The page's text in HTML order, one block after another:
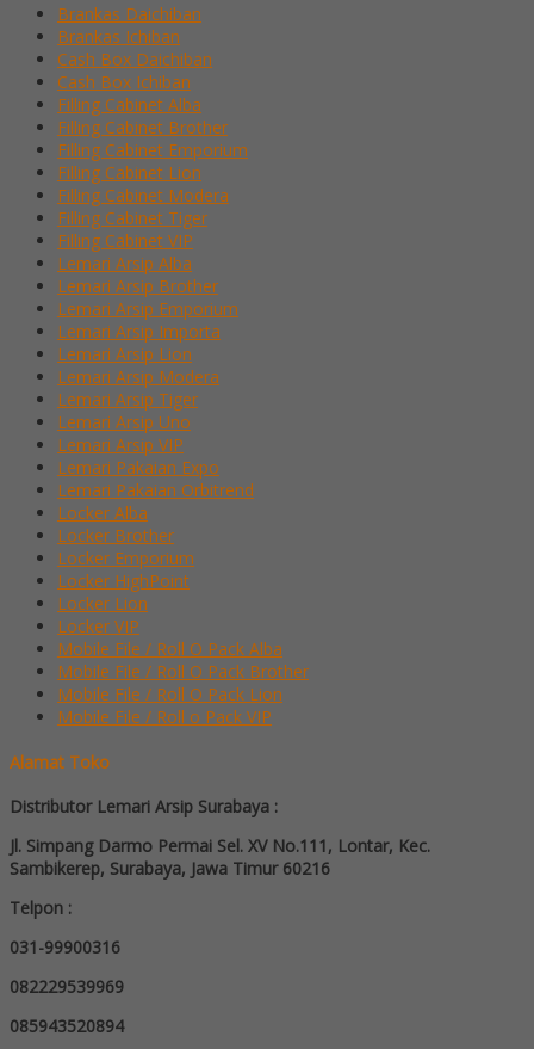
Brankas Daichiban
Brankas Ichiban
Cash Box Daichiban
Cash Box Ichiban
Filling Cabinet Alba
Filling Cabinet Brother
Filling Cabinet Emporium
Filling Cabinet Lion
Filling Cabinet Modera
Filling Cabinet Tiger
Filling Cabinet VIP
Lemari Arsip Alba
Lemari Arsip Brother
Lemari Arsip Emporium
Lemari Arsip Importa
Lemari Arsip Lion
Lemari Arsip Modera
Lemari Arsip Tiger
Lemari Arsip Uno
Lemari Arsip VIP
Lemari Pakaian Expo
Lemari Pakaian Orbitrend
Locker Alba
Locker Brother
Locker Emporium
Locker HighPoint
Locker Lion
Locker VIP
Mobile File / Roll O Pack Alba
Mobile File / Roll O Pack Brother
Mobile File / Roll O Pack Lion
Mobile File / Roll o Pack VIP
Alamat Toko
Distributor Lemari Arsip Surabaya :
Jl. Simpang Darmo Permai Sel. XV No.111, Lontar, Kec.
Sambikerep, Surabaya, Jawa Timur 60216
Telpon :
031-99900316
082229539969
085943520894